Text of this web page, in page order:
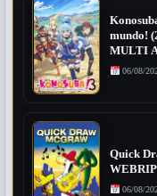
mundo!
MULTI
06/08/
Quick
WEBRIP
06/08/